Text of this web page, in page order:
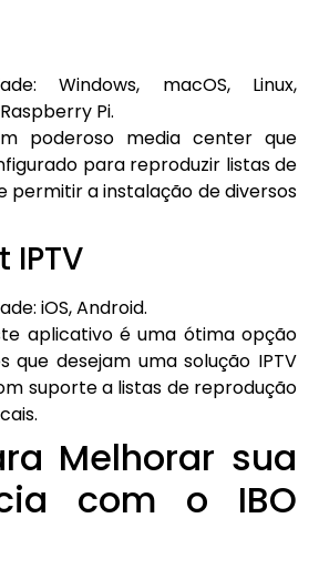
Windows, macOS, Linux,
Pi.
poderoso media center que
para reproduzir listas de
permitir a instalação de diversos
IPTV
iOS, Android.
aplicativo é uma ótima opção
que desejam uma solução IPTV
suporte a listas de reprodução
Melhorar sua
com o IBO